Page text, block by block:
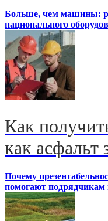
Больше, чем машины:
национального
Как
как асфальт
Почему
помогают подрядчикам